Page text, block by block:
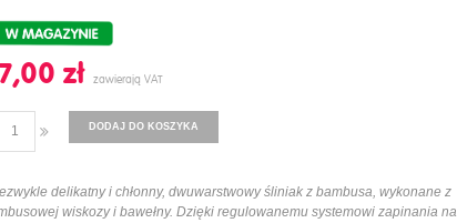
‎zł
DODAJ DO KOSZYKA
delikatny i chłonny, dwuwarstwowy śliniak z bambusa, wykonane z
wiskozy i bawełny. Dzięki regulowanemu systemowi zapinania na